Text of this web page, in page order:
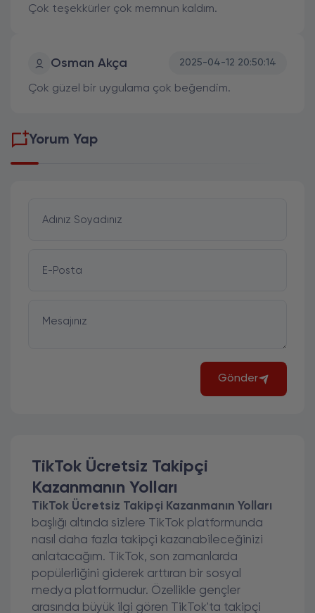
Çok teşekkürler çok memnun kaldım.
Osman Akça 2025-04-12 20:50:14
Çok güzel bir uygulama çok beğendim.
Yorum Yap
Adınız Soyadınız
E-Posta
Mesajınız
Gönder
TikTok Ücretsiz Takipçi
Kazanmanın Yolları
TikTok Ücretsiz Takipçi Kazanmanın Yolları
başlığı altında sizlere TikTok platformunda
nasıl daha fazla takipçi kazanabileceğinizi
anlatacağım. TikTok, son zamanlarda
popülerliğini giderek arttıran bir sosyal
medya platformudur. Özellikle gençler
arasında büyük ilgi gören TikTok'ta takipçi